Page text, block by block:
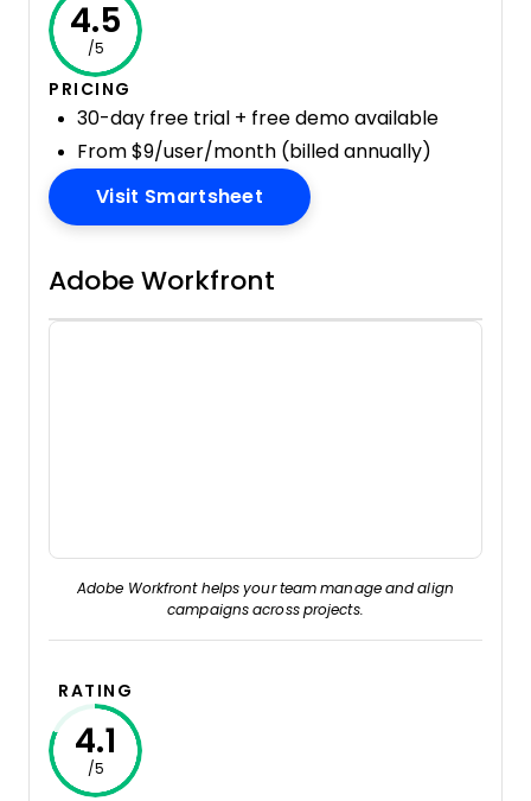
4.5
/5
PRICING
30-day free trial + free demo available
From $9/user/month (billed annually)
Visit Smartsheet Opens New Window
Adobe Workfront
Adobe Workfront helps your team manage and align
campaigns across projects.
RATING
4.1
/5